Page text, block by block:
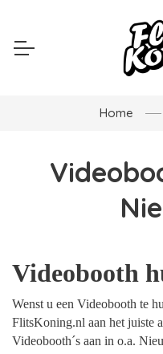
Home
Videobooth
Wenst u een Videobooth te
FlitsKoning.nl aan het juiste
Videobooth´s aan in o.a.